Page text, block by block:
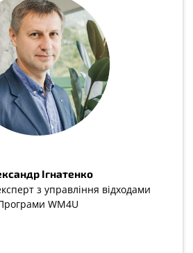
Ігнатенко
з управління відходами
WM4U